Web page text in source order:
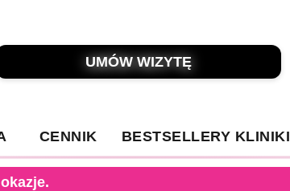
UMÓW WIZYTĘ
CENNIK BESTSELLERY KLINIKI